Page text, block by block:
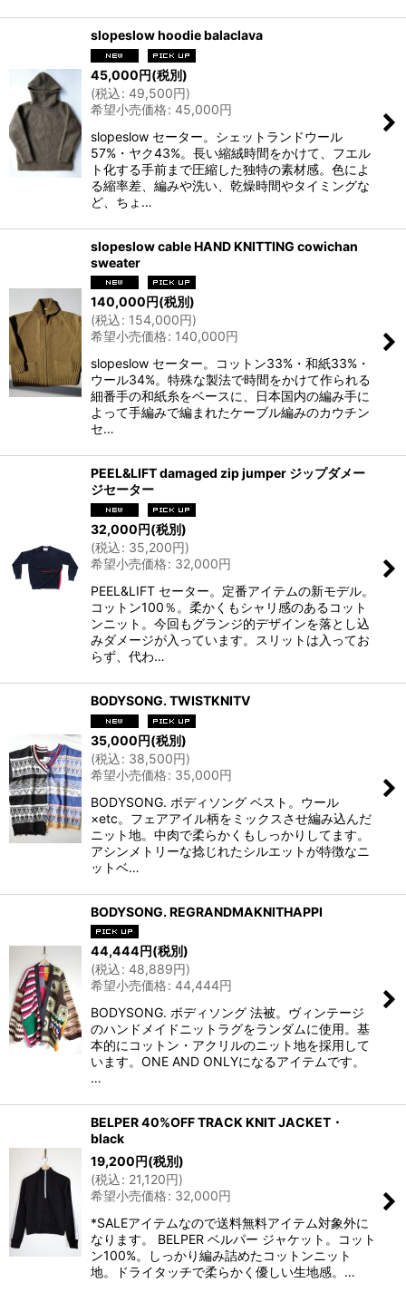
slopeslow hoodie balaclava
45,000円(税別)
(税込: 49,500円)
希望小売価格: 45,000円
slopeslow セーター。シェットランドウール
57%・ヤク43%。長い縮絨時間をかけて、フエル
ト化する手前まで圧縮した独特の素材感。色によ
る縮率差、編みや洗い、乾燥時間やタイミングな
ど、ちょ…
slopeslow cable HAND KNITTING cowichan
sweater
140,000円(税別)
(税込: 154,000円)
希望小売価格: 140,000円
slopeslow セーター。コットン33%・和紙33%・
ウール34%。特殊な製法で時間をかけて作られる
細番手の和紙糸をベースに、日本国内の編み手に
よって手編みで編まれたケーブル編みのカウチン
セ…
PEEL&LIFT damaged zip jumper ジップダメー
ジセーター
32,000円(税別)
(税込: 35,200円)
希望小売価格: 32,000円
PEEL&LIFT セーター。定番アイテムの新モデル。
コットン100％。柔かくもシャリ感のあるコット
ンニット。今回もグランジ的デザインを落とし込
みダメージが入っています。スリットは入ってお
らず、代わ…
BODYSONG. TWISTKNITV
35,000円(税別)
(税込: 38,500円)
希望小売価格: 35,000円
BODYSONG. ボディソング ベスト。ウール
×etc。フェアアイル柄をミックスさせ編み込んだ
ニット地。中肉で柔らかくもしっかりしてます。
アシンメトリーな捻じれたシルエットが特徴なニ
ットベ…
BODYSONG. REGRANDMAKNITHAPPI
44,444円(税別)
(税込: 48,889円)
希望小売価格: 44,444円
BODYSONG. ボディソング 法被。ヴィンテージ
のハンドメイドニットラグをランダムに使用。基
本的にコットン・アクリルのニット地を採用して
います。ONE AND ONLYになるアイテムです。
…
BELPER 40%OFF TRACK KNIT JACKET・
black
19,200円(税別)
(税込: 21,120円)
希望小売価格: 32,000円
*SALEアイテムなので送料無料アイテム対象外に
なります。 BELPER ベルパー ジャケット。コット
ン100%。しっかり編み詰めたコットンニット
地。ドライタッチで柔らかく優しい生地感。…